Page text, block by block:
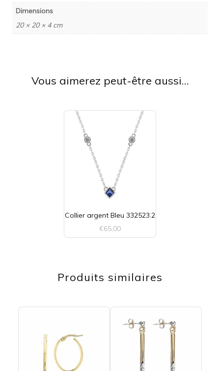
Dimensions
20 × 20 × 4 cm
Vous aimerez peut-être aussi…
Collier argent Bleu 332523.2
€65,00
Produits similaires